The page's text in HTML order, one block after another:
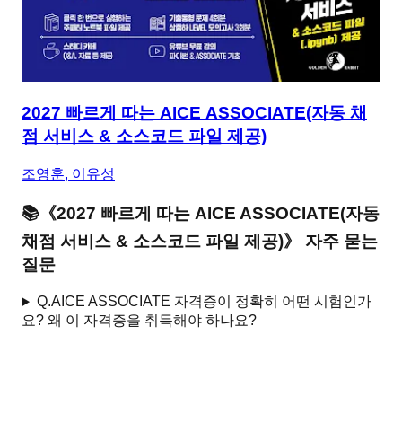
2027 빠르게 따는 AICE ASSOCIATE(자동 채
점 서비스 & 소스코드 파일 제공)
조영훈, 이유성
📚 《2027 빠르게 따는 AICE ASSOCIATE(자동
채점 서비스 & 소스코드 파일 제공)》 자주 묻는
질문
Q.AICE ASSOCIATE 자격증이 정확히 어떤 시험인가
요? 왜 이 자격증을 취득해야 하나요?